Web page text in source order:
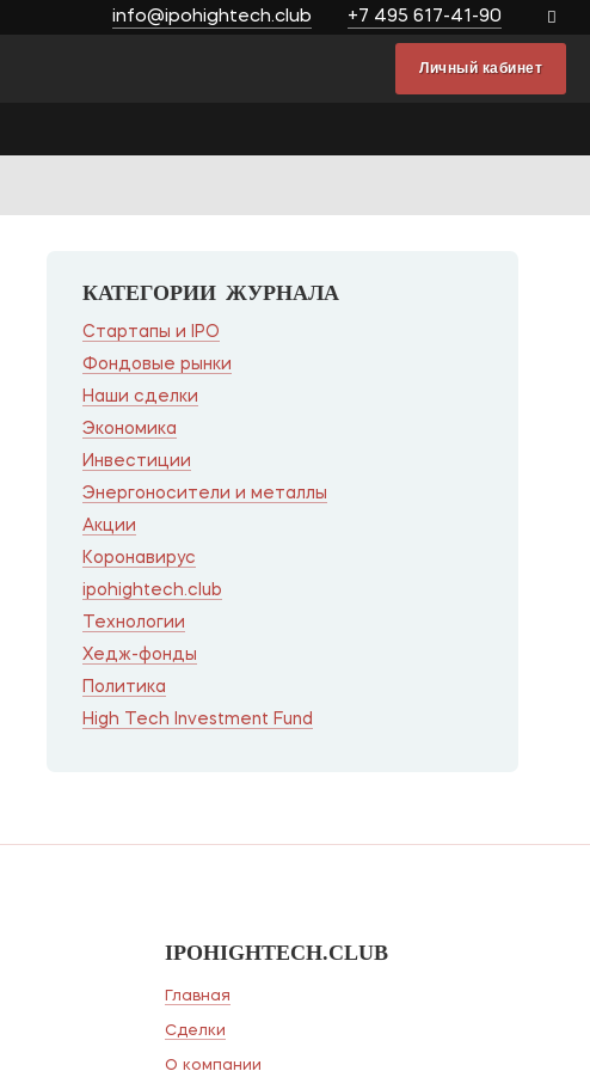
info@ipohightech.club +7 495 617-41-90
Личный кабинет
КАТЕГОРИИ ЖУРНАЛА
Стартапы и IPO
Фондовые рынки
Наши сделки
Экономика
Инвестиции
Энергоносители и металлы
Акции
Коронавирус
ipohightech.club
Технологии
Хедж-фонды
Политика
High Tech Investment Fund
IPOHIGHTECH.CLUB
Главная
Сделки
О компании